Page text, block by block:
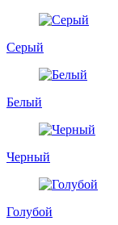
Серый
Белый
Черный
Голубой